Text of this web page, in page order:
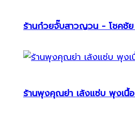
ร้านก๋วยจั๊บสาวญวน - โชคชั
ร้านพุงคุณย่า เล้งแซ่บ พุงเนื้